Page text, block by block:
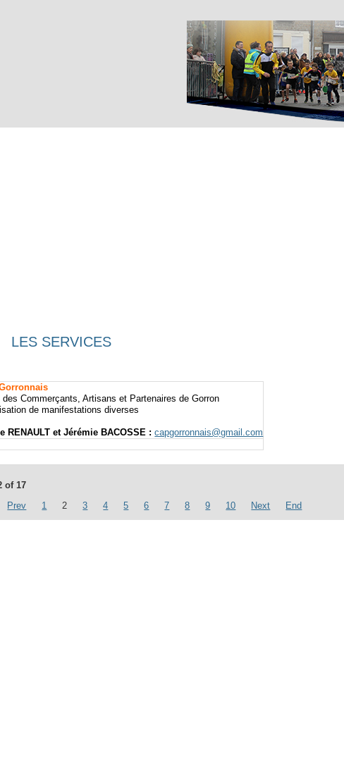
LES SERVICES
des Commerçants, Artisans et Partenaires de Gorron
de manifestations diverses
RENAULT et Jérémie BACOSSE :capgorronnais@gmail.com
of 17
Prev 1 2 3 4 5 6 7 8 9 10 Next End